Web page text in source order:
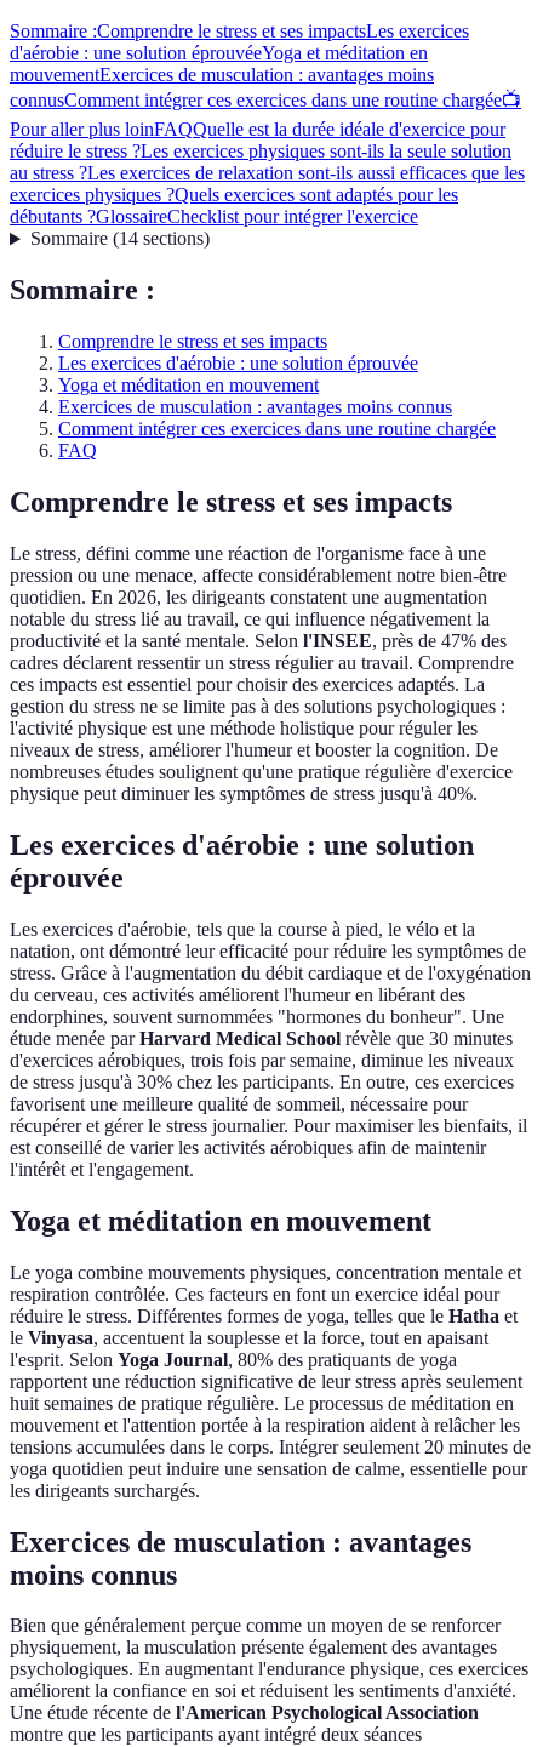
Sommaire :Comprendre le stress et ses impactsLes exercices
d'aérobie : une solution éprouvéeYoga et méditation en
mouvementExercices de musculation : avantages moins
connusComment intégrer ces exercices dans une routine chargée📺
Pour aller plus loinFAQQuelle est la durée idéale d'exercice pour
réduire le stress ?Les exercices physiques sont-ils la seule solution
au stress ?Les exercices de relaxation sont-ils aussi efficaces que les
exercices physiques ?Quels exercices sont adaptés pour les
débutants ?GlossaireChecklist pour intégrer l'exercice
Sommaire(14 sections)
Sommaire :
Comprendre le stress et ses impacts
Les exercices d'aérobie : une solution éprouvée
Yoga et méditation en mouvement
Exercices de musculation : avantages moins connus
Comment intégrer ces exercices dans une routine chargée
FAQ
Comprendre le stress et ses impacts
Le stress, défini comme une réaction de l'organisme face à une
pression ou une menace, affecte considérablement notre bien-être
quotidien. En 2026, les dirigeants constatent une augmentation
notable du stress lié au travail, ce qui influence négativement la
productivité et la santé mentale. Selon l'INSEE, près de 47% des
cadres déclarent ressentir un stress régulier au travail. Comprendre
ces impacts est essentiel pour choisir des exercices adaptés. La
gestion du stress ne se limite pas à des solutions psychologiques :
l'activité physique est une méthode holistique pour réguler les
niveaux de stress, améliorer l'humeur et booster la cognition. De
nombreuses études soulignent qu'une pratique régulière d'exercice
physique peut diminuer les symptômes de stress jusqu'à 40%.
Les exercices d'aérobie : une solution
éprouvée
Les exercices d'aérobie, tels que la course à pied, le vélo et la
natation, ont démontré leur efficacité pour réduire les symptômes de
stress. Grâce à l'augmentation du débit cardiaque et de l'oxygénation
du cerveau, ces activités améliorent l'humeur en libérant des
endorphines, souvent surnommées "hormones du bonheur". Une
étude menée parHarvard Medical School révèle que 30 minutes
d'exercices aérobiques, trois fois par semaine, diminue les niveaux
de stress jusqu'à 30% chez les participants. En outre, ces exercices
favorisent une meilleure qualité de sommeil, nécessaire pour
récupérer et gérer le stress journalier. Pour maximiser les bienfaits, il
est conseillé de varier les activités aérobiques afin de maintenir
l'intérêt et l'engagement.
Yoga et méditation en mouvement
Le yoga combine mouvements physiques, concentration mentale et
respiration contrôlée. Ces facteurs en font un exercice idéal pour
réduire le stress. Différentes formes de yoga, telles que le Hatha et
le Vinyasa, accentuent la souplesse et la force, tout en apaisant
l'esprit. Selon Yoga Journal, 80% des pratiquants de yoga
rapportent une réduction significative de leur stress après seulement
huit semaines de pratique régulière. Le processus de méditation en
mouvement et l'attention portée à la respiration aident à relâcher les
tensions accumulées dans le corps. Intégrer seulement 20 minutes de
yoga quotidien peut induire une sensation de calme, essentielle pour
les dirigeants surchargés.
Exercices de musculation : avantages
moins connus
Bien que généralement perçue comme un moyen de se renforcer
physiquement, la musculation présente également des avantages
psychologiques. En augmentant l'endurance physique, ces exercices
améliorent la confiance en soi et réduisent les sentiments d'anxiété.
Une étude récente de l'American Psychological Association
montre que les participants ayant intégré deux séances